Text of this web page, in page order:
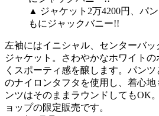
▲ ジャケット2万4200円、パ
もにジャックバニー!!
左袖にはイニシャル、センターバ
ジャケット。さわやかなホワイト
くスポーティ感を醸します。パン
のナイロンタフタを使用し、着心
ンツはそのままラウンドしてもOK
ョップの限定販売です。